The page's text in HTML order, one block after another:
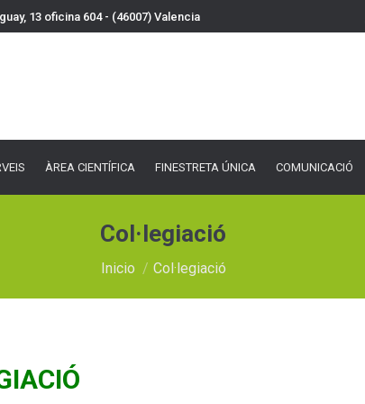
13 oficina 604 - (46007) Valencia
ÀREA CIENTÍFICA FINESTRETA ÚNICA COMUNICACIÓ
Col·legiació
Estás aquí:
Inicio Col·legiació
ÀREA CIENTÍFICA FINESTRETA ÚNICA